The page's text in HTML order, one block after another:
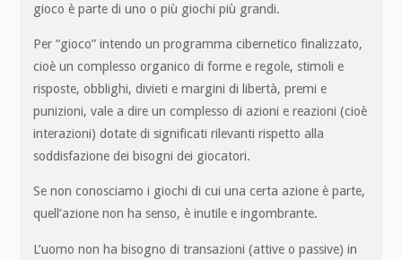
gioco è parte di uno o più giochi più grandi.
Per “gioco” intendo un programma cibernetico finalizzato,
cioè un complesso organico di forme e regole, stimoli e
risposte, obblighi, divieti e margini di libertà, premi e
punizioni, vale a dire un complesso di azioni e reazioni (cioè
interazioni) dotate di significati rilevanti rispetto alla
soddisfazione dei bisogni dei giocatori.
Se non conosciamo i giochi di cui una certa azione è parte,
quell’azione non ha senso, è inutile e ingombrante.
L’uomo non ha bisogno di transazioni (attive o passive) in